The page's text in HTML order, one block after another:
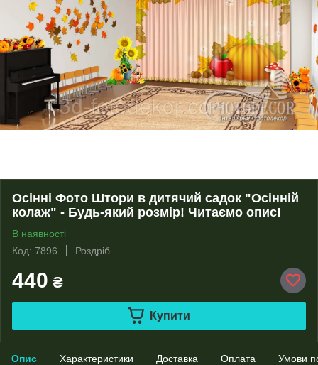
Осінні Фото Штори в дитячий садок "Осінній
колаж" - Будь-який розмір! Читаємо опис!
В наявності
Код: 7896
Роздріб
440 ₴
Купити
Опис Характеристики Доставка Оплата Умови